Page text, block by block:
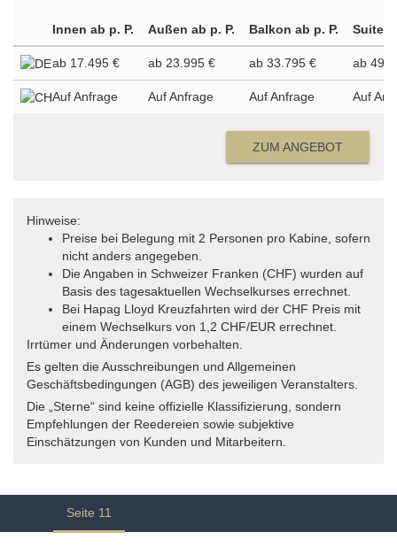
Innen ab p. P. Außen ab p. P. Balkon ab p. P. Suite
ab 17.495 € ab 23.995 € ab 33.795 € ab
Auf Anfrage Auf Anfrage Auf Anfrage Auf
ZUM ANGEBOT
Hinweise:
Preise bei Belegung mit 2 Personen pro Kabine, sofern
nicht anders angegeben.
Die Angaben in Schweizer Franken (CHF) wurden auf
Basis des tagesaktuellen Wechselkurses errechnet.
Bei Hapag Lloyd Kreuzfahrten wird der CHF Preis mit
einem Wechselkurs von 1,2 CHF/EUR errechnet.
Irrtümer und Änderungen vorbehalten.
Es gelten die Ausschreibungen und Allgemeinen
Geschäftsbedingungen (AGB) des jeweiligen Veranstalters.
Die „Sterne“ sind keine offizielle Klassifizierung, sondern
Empfehlungen der Reedereien sowie subjektive
Einschätzungen von Kunden und Mitarbeitern.
Seite 11